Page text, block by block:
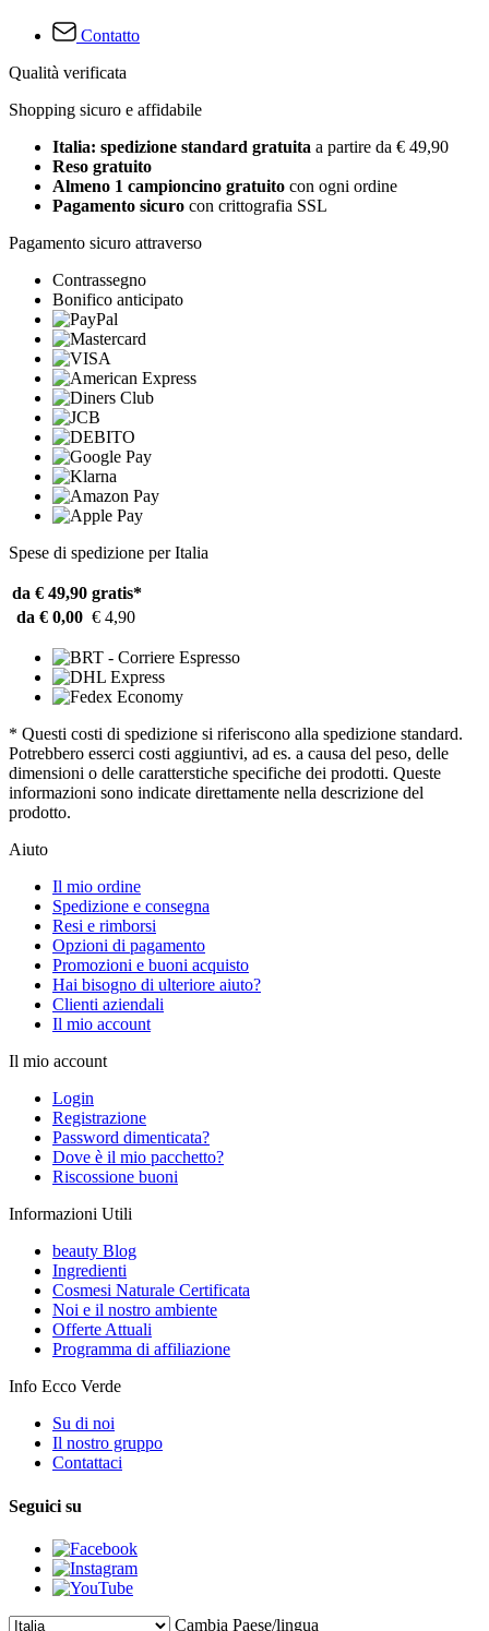
Contatto
Qualità verificata
Shopping sicuro e affidabile
Italia: spedizione standard gratuita a partire da € 49,90
Reso gratuito
Almeno 1 campioncino gratuito con ogni ordine
Pagamento sicuro con crittografia SSL
Pagamento sicuro attraverso
Contrassegno
Bonifico anticipato
Spese di spedizione per Italia
da € 49,90 gratis*
da € 0,00 € 4,90
* Questi costi di spedizione si riferiscono alla spedizione standard.
Potrebbero esserci costi aggiuntivi, ad es. a causa del peso, delle
dimensioni o delle caratterstiche specifiche dei prodotti. Queste
informazioni sono indicate direttamente nella descrizione del
prodotto.
Aiuto
Il mio ordine
Spedizione e consegna
Resi e rimborsi
Opzioni di pagamento
Promozioni e buoni acquisto
Hai bisogno di ulteriore aiuto?
Clienti aziendali
Il mio account
Il mio account
Login
Registrazione
Password dimenticata?
Dove è il mio pacchetto?
Riscossione buoni
Informazioni Utili
beauty Blog
Ingredienti
Cosmesi Naturale Certificata
Noi e il nostro ambiente
Offerte Attuali
Programma di affiliazione
Info Ecco Verde
Su di noi
Il nostro gruppo
Contattaci
Seguici su
Cambia Paese/lingua